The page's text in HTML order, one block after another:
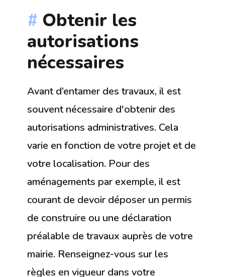
Obtenir les
autorisations
nécessaires
Avant d’entamer des travaux, il est
souvent nécessaire d'obtenir des
autorisations administratives. Cela
varie en fonction de votre projet et de
votre localisation. Pour des
aménagements par exemple, il est
courant de devoir déposer un permis
de construire ou une déclaration
préalable de travaux auprès de votre
mairie. Renseignez-vous sur les
règles en vigueur dans votre